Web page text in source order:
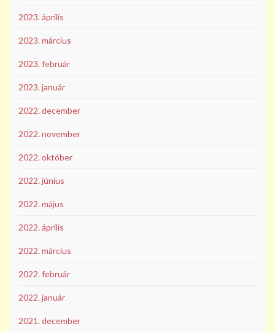
2023. április
2023. március
2023. február
2023. január
2022. december
2022. november
2022. október
2022. június
2022. május
2022. április
2022. március
2022. február
2022. január
2021. december